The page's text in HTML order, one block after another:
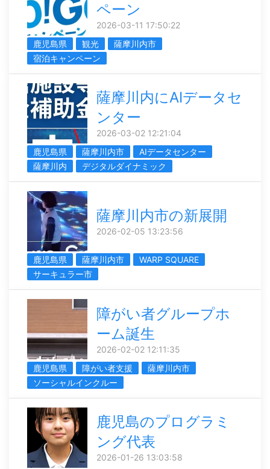
ペーン
2026-03-11 17:50:22
鹿児島県
観光
薩摩川内市
宿泊キャンペーン
薩摩川内にAIデータセ
ンター
2026-03-02 12:21:04
鹿児島県
薩摩川内市
AIデータセンター
薩摩川内
デジタルダイナミック
薩摩川内市の新展開
2026-02-05 13:23:56
鹿児島県 薩摩川内市
WARP SQUARE
サーキュラー市
障がい者グループホ
ーム誕生
2026-02-02 12:11:35
鹿児島県
障がい者支援
薩摩川内市
ソーシャルインクルー
鹿児島のプログラミ
ング代表
2026-01-26 13:03:58